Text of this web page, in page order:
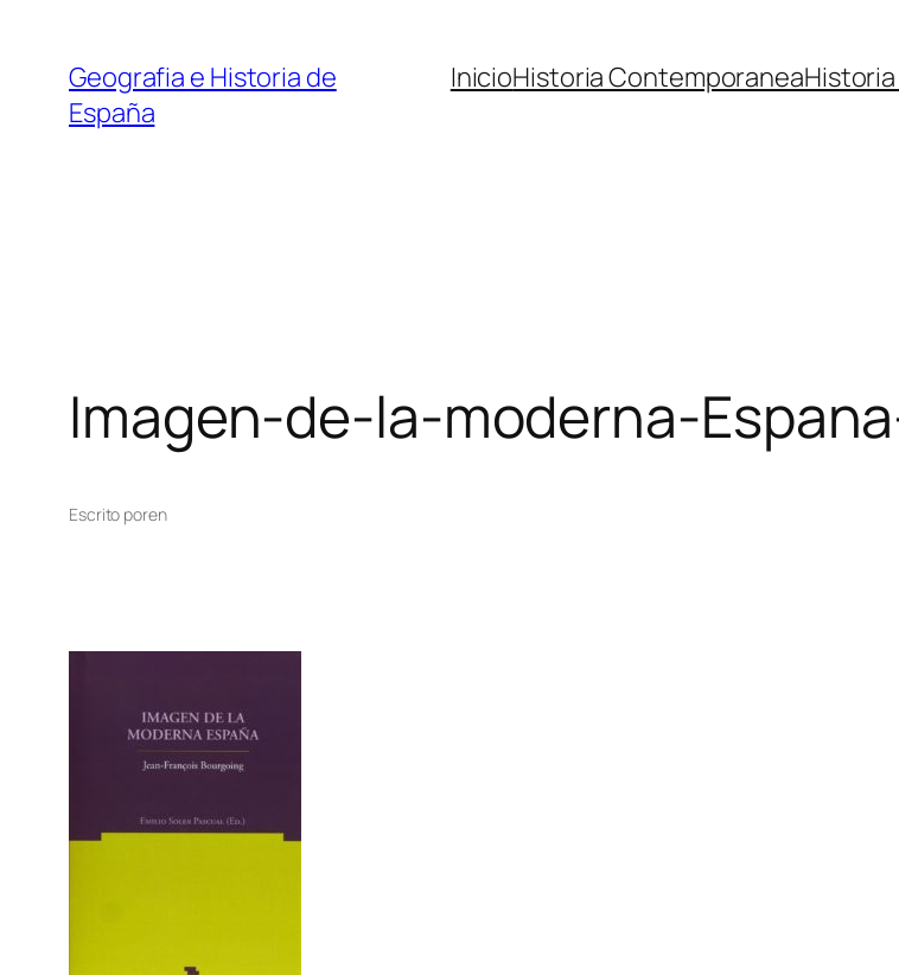
contenido
Geografia e Historia de
España
InicioHistoria Contemporanea
Imagen-de-la-moderna-
Escrito poren